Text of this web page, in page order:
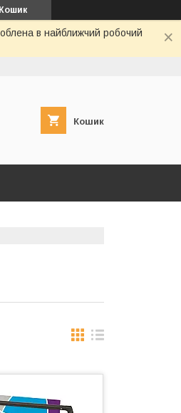
Кошик
в найближчий робочий
Кошик